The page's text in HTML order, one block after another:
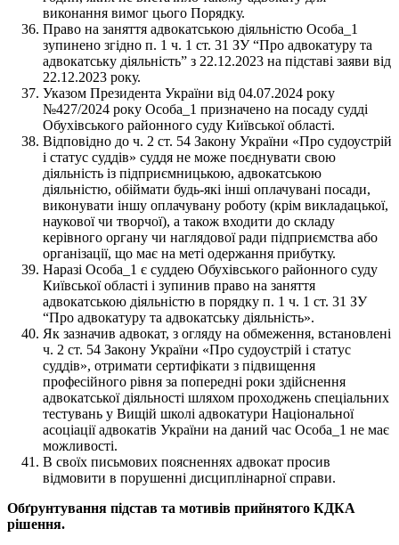
виконання вимог цього Порядку.
Право на заняття адвокатською діяльністю Особа_1
зупинено згідно п. 1 ч. 1 ст. 31 ЗУ “Про адвокатуру та
адвокатську діяльність” з 22.12.2023 на підставі заяви від
22.12.2023 року.
Указом Президента України від 04.07.2024 року
№427/2024 року Особа_1 призначено на посаду судді
Обухівського районного суду Київської області.
Відповідно до ч. 2 ст. 54 Закону України «Про судоустрій
і статус суддів» суддя не може поєднувати свою
діяльність із підприємницькою, адвокатською
діяльністю, обіймати будь-які інші оплачувані посади,
виконувати іншу оплачувану роботу (крім викладацької,
наукової чи творчої), а також входити до складу
керівного органу чи наглядової ради підприємства або
організації, що має на меті одержання прибутку.
Наразі Особа_1 є суддею Обухівського районного суду
Київської області і зупинив право на заняття
адвокатською діяльністю в порядку п. 1 ч. 1 ст. 31 ЗУ
“Про адвокатуру та адвокатську діяльність».
Як зазначив адвокат, з огляду на обмеження, встановлені
ч. 2 ст. 54 Закону України «Про судоустрій і статус
суддів», отримати сертифікати з підвищення
професійного рівня за попередні роки здійснення
адвокатської діяльності шляхом проходжень спеціальних
тестувань у Вищій школі адвокатури Національної
асоціації адвокатів України на даний час Особа_1 не має
можливості.
В своїх письмових поясненнях адвокат просив
відмовити в порушенні дисциплінарної справи.
Обґрунтування підстав та мотивів прийнятого КДКА
рішення.